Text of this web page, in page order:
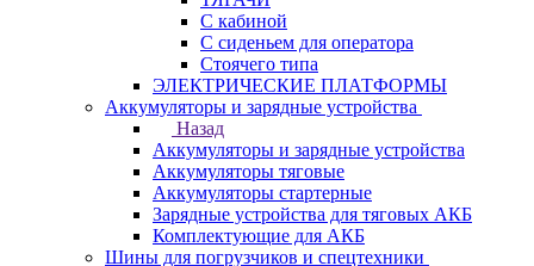
С кабиной
С сиденьем для оператора
Стоячего типа
ЭЛЕКТРИЧЕСКИЕ ПЛАТФОРМЫ
Аккумуляторы и зарядные устройства
Назад
Аккумуляторы и зарядные устройства
Аккумуляторы тяговые
Аккумуляторы стартерные
Зарядные устройства для тяговых АКБ
Комплектующие для АКБ
Шины для погрузчиков и спецтехники